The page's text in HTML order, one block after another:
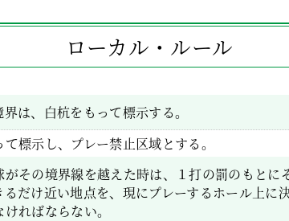
ローカル・ルール
は、白杭をもって標示する。
標示し、プレー禁止区域とする。
その境界線を越えた時は、１打の罰のもとに
だけ近い地点を、現にプレーするホール上に
ればならない。